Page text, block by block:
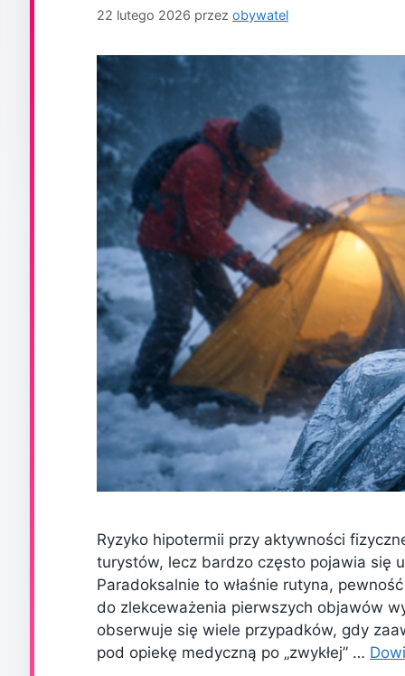
22 lutego 2026 przez obywatel
Ryzyko hipotermii przy aktywności
turystów, lecz bardzo często pojawia się
Paradoksalnie to właśnie rutyna,
do zlekceważenia pierwszych objawów
obserwuje się wiele przypadków, gdy
pod opiekę medyczną po „zwykłej” …